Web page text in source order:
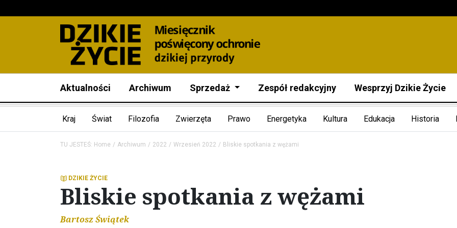
Aktualności Archiwum Sprzedaż Zespół redakcyjny Wesprzyj Dzikie Życie
Kraj Świat Filozofia Zwierzęta Prawo Energetyka Kultura Edukacja Historia
TU JESTEŚ: Home Archiwum 2022 Wrzesień 2022 Bliskie spotkania z wężami
DZIKIE ŻYCIE
Bliskie spotkania z wężami
Bartosz Świątek